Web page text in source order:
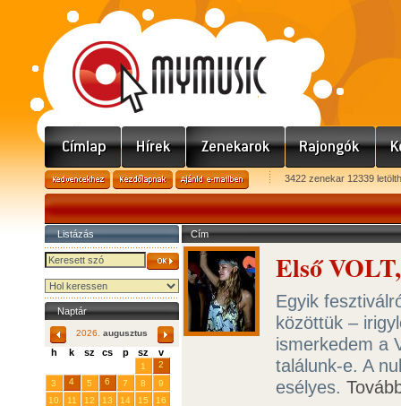
3422 zenekar 12339
Listázás
Naptár
2026. augusztus
h k sz cs p sz v
1
2
3
4 5 6 7 8
9
10
11 12 13 14 15
16
Cím
Első
Egyik
közöttük –
ismerkedem a
találunk-e. A
esélyes.